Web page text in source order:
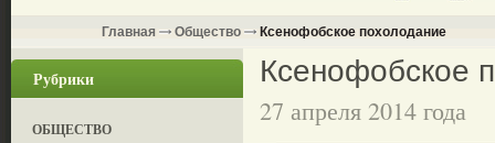
Главная Общество Ксенофобское похолодание
Рубрики
ОБЩЕСТВО
Ксенофобское
27 апреля 2014 года